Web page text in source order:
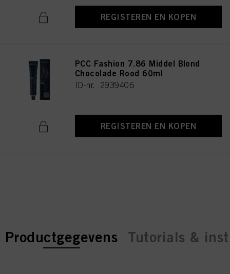
REGISTEREN EN KOPEN
PCC Fashion 7.86 Middel Blond
Chocolade Rood 60ml
ID-nr. 2939406
REGISTEREN EN KOPEN
current tab:
current tab:
Productgegevens Tutorials &